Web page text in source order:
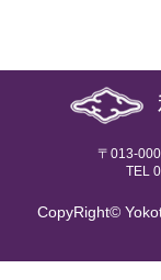
〒013-
TEL
CopyRight©